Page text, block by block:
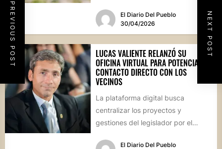
PREVIOUS POST NEXT POST
personal...El Diario Del Pueblo
30/04/2026
LUCAS VALIENTE RELANZÓ SU
OFICINA VIRTUAL PARA POTENCIAR EL
CONTACTO DIRECTO CON LOS
VECINOS
La plataforma digital busca
centralizar los proyectos y
gestiones del legislador por el
permitiendo un seguimiento en...
El Diario Del Pueblo